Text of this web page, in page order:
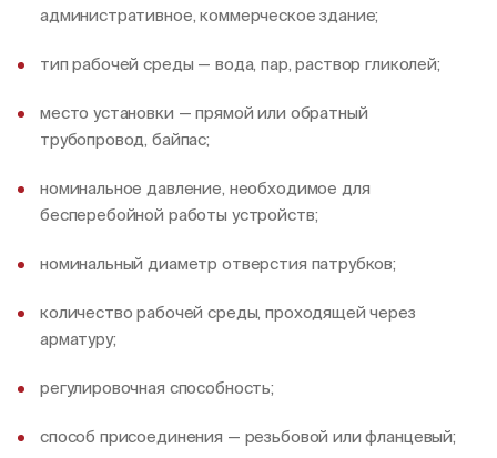
административное, коммерческое здание;
тип рабочей среды — вода, пар, раствор гликолей;
место установки — прямой или обратный
трубопровод, байпас;
номинальное давление, необходимое для
бесперебойной работы устройств;
номинальный диаметр отверстия патрубков;
количество рабочей среды, проходящей через
арматуру;
регулировочная способность;
способ присоединения — резьбовой или фланцевый;